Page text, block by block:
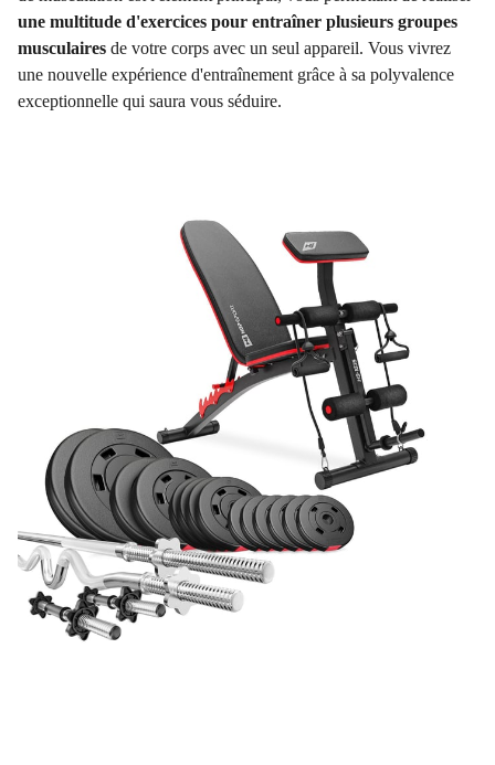
une multitude d'exercices pour entraîner plusieurs groupes
musculaires de votre corps avec un seul appareil. Vous vivrez
une nouvelle expérience d'entraînement grâce à sa polyvalence
exceptionnelle qui saura vous séduire.